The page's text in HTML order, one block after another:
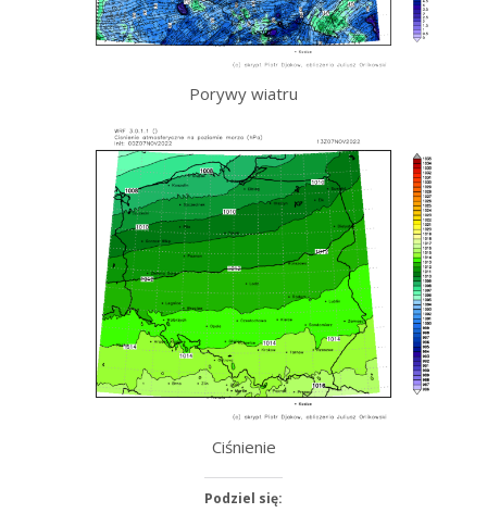
Porywy wiatru
Ciśnienie
Podziel się: